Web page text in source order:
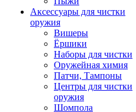
Аксессуары для чистки
оружия
Вишеры
Ёршики
Наборы для чистки
Оружейная химия
Патчи, Тампоны
Центры для чистки
оружия
Шомпола